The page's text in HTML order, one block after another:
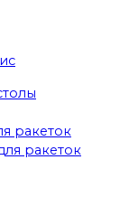
ракеток
ракеток